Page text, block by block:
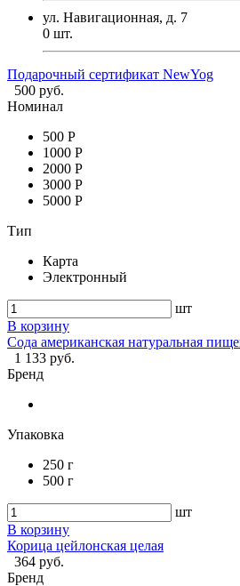
ул. Навигационная, д. 7
0 шт.
Подарочный сертификат NewYog
500 руб.
Номинал
500 Р
1000 Р
2000 Р
3000 Р
5000 Р
Тип
Карта
Электронный
шт
В корзину
Сода американская натуральная
1 133 руб.
Бренд
Упаковка
250 г
500 г
шт
В корзину
Корица цейлонская целая
364 руб.
Бренд